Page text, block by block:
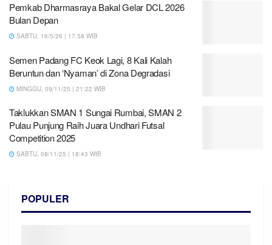
Pemkab Dharmasraya Bakal Gelar DCL 2026
Bulan Depan
SABTU, 16/5/26 | 17:58 WIB
Semen Padang FC Keok Lagi, 8 Kali Kalah
Beruntun dan ‘Nyaman’ di Zona Degradasi
MINGGU, 09/11/25 | 21:22 WIB
Taklukkan SMAN 1 Sungai Rumbai, SMAN 2
Pulau Punjung Raih Juara Undhari Futsal
Competition 2025
SABTU, 08/11/25 | 18:43 WIB
POPULER